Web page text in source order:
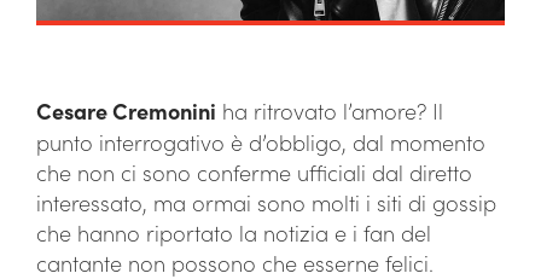
Cesare Cremonini ha ritrovato l’amore? Il
punto interrogativo è d’obbligo, dal momento
che non ci sono conferme ufficiali dal diretto
interessato, ma ormai sono molti i siti di gossip
che hanno riportato la notizia e i fan del
cantante non possono che esserne felici.